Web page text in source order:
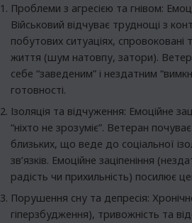
Проблеми з агресією та гнівом:
Військовий відчуває труднощі з
побутових ситуаціях,
життя (шум натовпу, затори).
себе “заведеним” і нездатним
готовності.
Ізоляція та відчуження: Емоційне
“ніхто не зрозуміє”. Ветеран
близьких, що веде до соціальної
зв’язків. Емоційне заціпеніння
радість чи прихильність) посилює
Порушення сну та депресія:
гіперзбудження), тривожність та